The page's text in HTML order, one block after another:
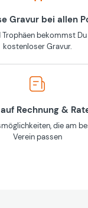
Gravur bei allen
Trophäen bekommst
kostenloser Gravur.
Rechnung &
die am
Verein passen